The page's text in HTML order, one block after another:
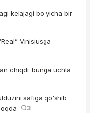
kelajagi bo'yicha bir
Vinisiusga
chiqdi: bunga uchta
safiga qo'shib
3